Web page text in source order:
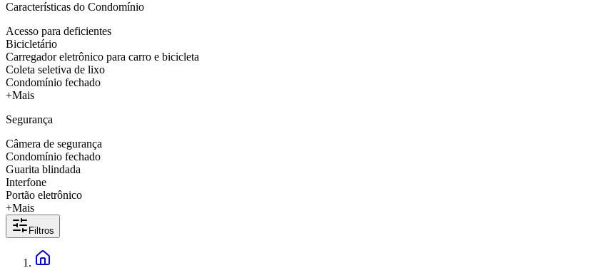
Características do Condomínio
Acesso para deficientes
Bicicletário
Carregador eletrônico para carro e bicicleta
Coleta seletiva de lixo
Condomínio fechado
+Mais
Segurança
Câmera de segurança
Condomínio fechado
Guarita blindada
Interfone
Portão eletrônico
+Mais
Filtros